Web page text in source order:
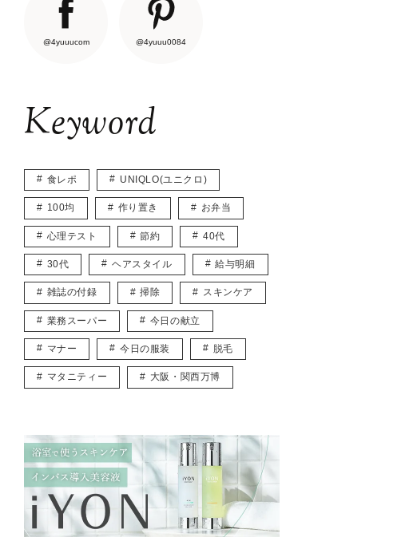
@4yuuucom @4yuuu0084
Keyword
食レポ UNIQLO(ユニクロ)
100均 作り置き お弁当
心理テスト 節約 40代
30代 ヘアスタイル 給与明細
雑誌の付録 掃除 スキンケア
業務スーパー 今日の献立
マナー 今日の服装 脱毛
マタニティー 大阪・関西万博